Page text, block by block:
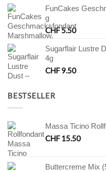
FunCakes
g
CHF5.50
Sugarflair Lustre
4g
CHF9.50
BESTSELLER
Massa Ticino
CHF15.50
Buttercreme Mix